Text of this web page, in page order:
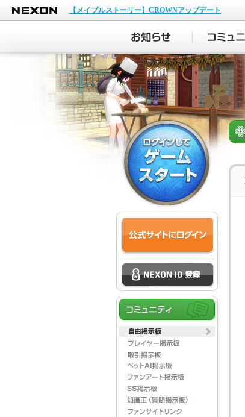
NEXON
【メイプルストーリー】CROWNアップデート